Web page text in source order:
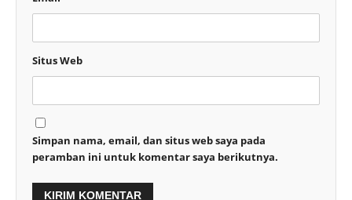
Situs Web
Simpan nama, email, dan situs web saya pada
peramban ini untuk komentar saya berikutnya.